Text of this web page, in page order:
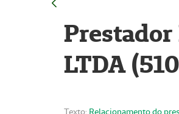
LTDA
Texto: Relacionamento do